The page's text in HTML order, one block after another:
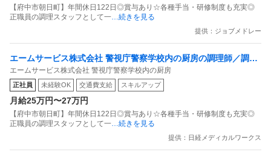
【府中市朝日町】年間休日122日◎賞与あり☆各種手当・研修制度も充実◎
正職員の調理スタッフとして一…続きを見る
提供：ジョブメドレー
エームサービス株式会社 警視庁警察学校内の厨房の調理師／調理
スタッフ求人
エームサービス株式会社 警視庁警察学校内の厨房
正社員 未経験OK 交通費支給 スキルアップ
月給25万円〜27万円
【府中市朝日町】年間休日122日◎賞与あり☆各種手当・研修制度も充実◎
正職員の調理スタッフとして一…続きを見る
提供：日経メディカルワークス